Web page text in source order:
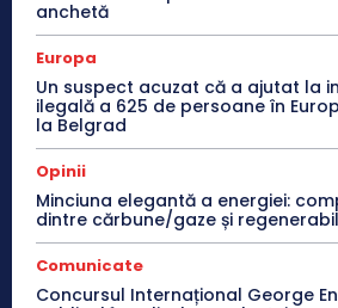
anchetă
Europa
Un suspect acuzat că a ajutat la
ilegală a 625 de persoane în
la Belgrad
Opinii
Minciuna elegantă a energiei:
dintre cărbune/gaze și
Comunicate
Concursul Internațional George